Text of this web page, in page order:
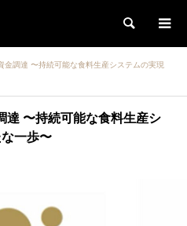
検索
金調達 〜持続可能な食料生産システムの実現
達 〜持続可能な食料生産シ
一歩〜